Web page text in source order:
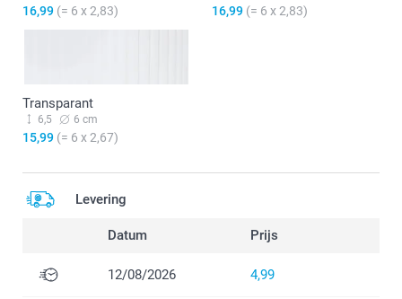
16,99 (= 6 x 2,83) 16,99 (= 6 x 2,83)
Transparant
6,5 6 cm
15,99 (= 6 x 2,67)
Levering
Datum Prijs
12/08/2026 4,99